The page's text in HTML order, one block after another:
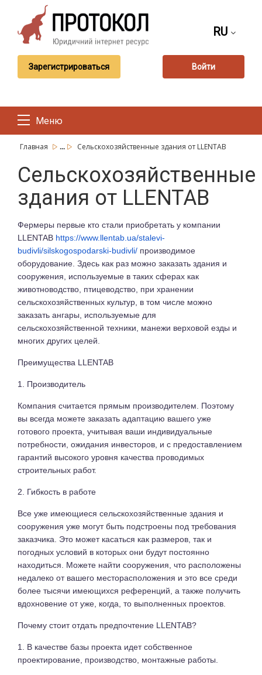
RU
Зарегистрироваться Войти
Меню
Главная ... Сельскохозяйственные здания от LLENTAB
Сельскохозяйственные
здания от LLENTAB
Фермеры первые кто стали приобретать у компании
LLENTAB https://www.llentab.ua/stalevi-
budivli/silskogospodarski-budivli/ производимое
оборудование. Здесь как раз можно заказать здания и
сооружения, используемые в таких сферах как
животноводство, птицеводство, при хранении
сельскохозяйственных культур, в том числе можно
заказать ангары, используемые для
сельскохозяйственной техники, манежи верховой езды и
многих других целей.
Преимущества LLENTAB
1. Производитель
Компания считается прямым производителем. Поэтому
вы всегда можете заказать адаптацию вашего уже
готового проекта, учитывая ваши индивидуальные
потребности, ожидания инвесторов, и с предоставлением
гарантий высокого уровня качества проводимых
строительных работ.
2. Гибкость в работе
Все уже имеющиеся сельскохозяйственные здания и
сооружения уже могут быть подстроены под требования
заказчика. Это может касаться как размеров, так и
погодных условий в которых они будут постоянно
находиться. Можете найти сооружения, что расположены
недалеко от вашего месторасположения и это все среди
более тысячи имеющихся референций, а также получить
вдохновение от уже, когда, то выполненных проектов.
Почему стоит отдать предпочтение LLENTAB?
1. В качестве базы проекта идет собственное
проектирование, производство, монтажные работы.